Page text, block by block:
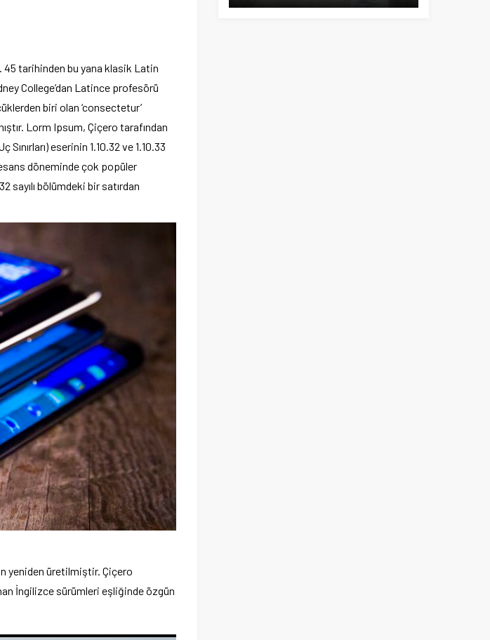
45 tarihinden bu yana klasik Latin
College’dan Latince profesörü
biri olan ‘consectetur’
Lorm Ipsum, Çiçero tarafından
eserinin 1.10.32 ve 1.10.33
döneminde çok popüler
sayılı bölümdeki bir satırdan
yeniden üretilmiştir. Çiçero
İngilizce sürümleri eşliğinde özgün